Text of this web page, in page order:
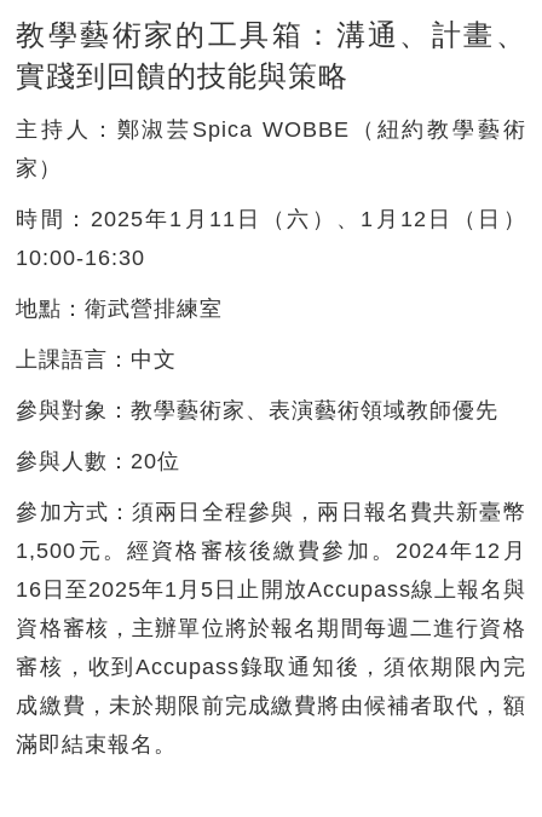
教學藝術家的工具箱：溝通、計畫、
實踐到回饋的技能與策略
主持人： 鄭淑芸Spica WOBBE（紐約教學藝術
家）
時間： 2025年1月11日（六）、1月12日（日）
10:00-16:30
地點：衛武營排練室
上課語言： 中文
參與對象：教學藝術家、表演藝術領域教師優先
參與人數： 20位
參加方式： 須兩日全程參與，兩日報名費共新臺幣
1,500元。經資格審核後繳費參加。2024年12月
16日至2025年1月5日止開放Accupass線上報名與
資格審核，主辦單位將於報名期間每週二進行資格
審核，收到Accupass錄取通知後，須依期限內完
成繳費，未於期限前完成繳費將由候補者取代，額
滿即結束報名。